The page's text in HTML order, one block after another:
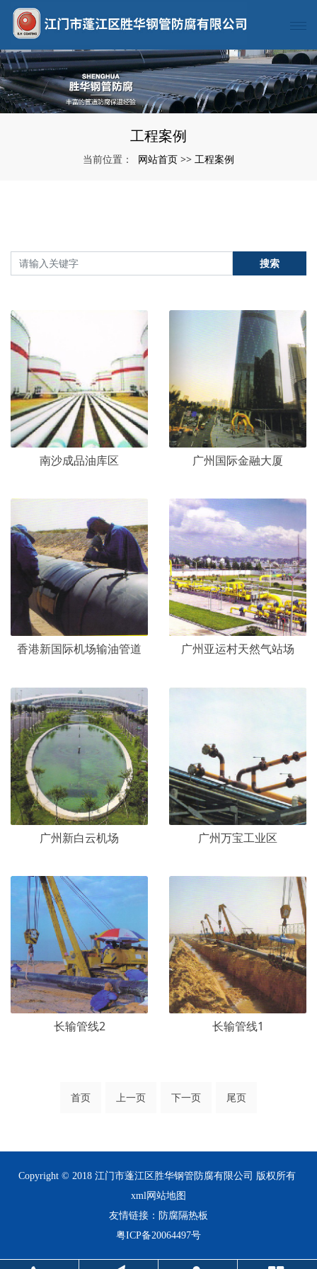
工程案例
当前位置： 网站首页 >> 工程案例
搜索
南沙成品油库区 广州国际金融大厦
香港新国际机场输油管道 广州亚运村天然气站场
广州新白云机场 广州万宝工业区
长输管线2 长输管线1
首页 上一页 下一页 尾页
Copyright © 2018 江门市蓬江区胜华钢管防腐有限公司 版权所有
xml网站地图
友情链接： 防腐隔热板
粤ICP备20064497号